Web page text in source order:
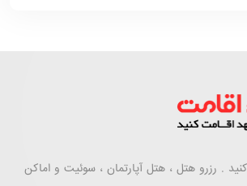
. رزرو هتل ، هتل آپارتمان ، سوئیت و اماکن